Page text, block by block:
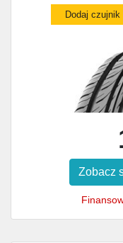
Dodaj
Zobacz